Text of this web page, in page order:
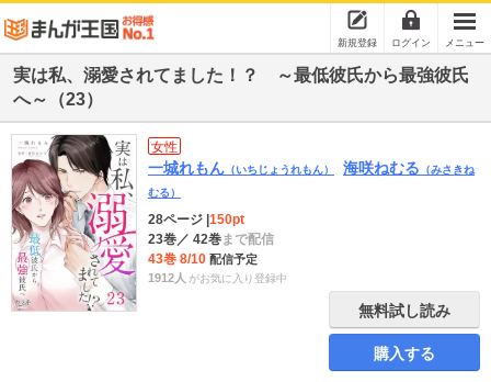
新規登録 ログイン メニュー
実は私、溺愛されてました！？ ～最低彼氏から最強彼氏
へ～（23）
女性
一城れもん （いちじょうれもん） 海咲ねむる （みさきね
むる）
28ページ 150pt
23巻／ 42巻まで配信
43巻 8/10 配信予定
1912人 がお気に入り登録中
無料試し読み
購入する